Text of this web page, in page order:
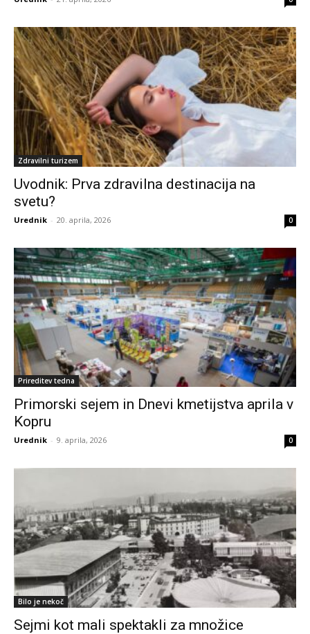
Zdravilni turizem
Uvodnik: Prva zdravilna destinacija na
svetu?
Urednik - 20. aprila, 2026 0
Prireditev tedna
Primorski sejem in Dnevi kmetijstva aprila v
Kopru
Urednik - 9. aprila, 2026 0
Bilo je nekoč
Sejmi kot mali spektakli za množice